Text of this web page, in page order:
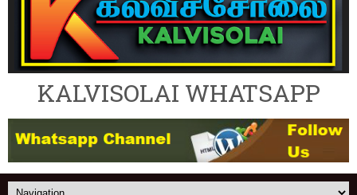
KALVISOLAI WHATSAPP